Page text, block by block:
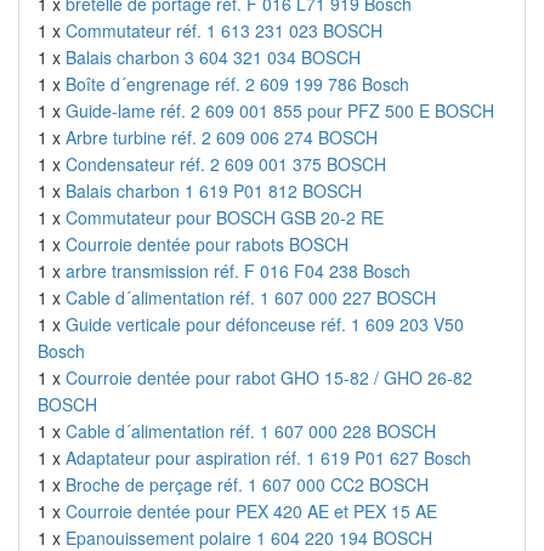
1 x Commutateur réf. 1 613 231 023 BOSCH
1 x Balais charbon 3 604 321 034 BOSCH
1 x Boîte d´engrenage réf. 2 609 199 786 Bosch
1 x Guide-lame réf. 2 609 001 855 pour PFZ 500 E BOSCH
1 x Arbre turbine réf. 2 609 006 274 BOSCH
1 x Condensateur réf. 2 609 001 375 BOSCH
1 x Balais charbon 1 619 P01 812 BOSCH
1 x Commutateur pour BOSCH GSB 20-2 RE
1 x Courroie dentée pour rabots BOSCH
1 x arbre transmission réf. F 016 F04 238 Bosch
1 x Cable d´alimentation réf. 1 607 000 227 BOSCH
1 x Guide verticale pour défonceuse réf. 1 609 203 V50
Bosch
1 x Courroie dentée pour rabot GHO 15-82 / GHO 26-82
BOSCH
1 x Cable d´alimentation réf. 1 607 000 228 BOSCH
1 x Adaptateur pour aspiration réf. 1 619 P01 627 Bosch
1 x Broche de perçage réf. 1 607 000 CC2 BOSCH
1 x Courroie dentée pour PEX 420 AE et PEX 15 AE
1 x Epanouissement polaire 1 604 220 194 BOSCH